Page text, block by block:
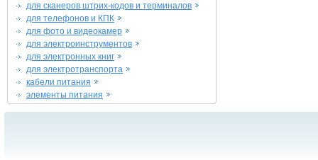
для сканеров штрих-кодов и терминалов
для телефонов и КПК
для фото и видеокамер
для электроинструментов
для электронных книг
для электротранспорта
кабели питания
элементы питания